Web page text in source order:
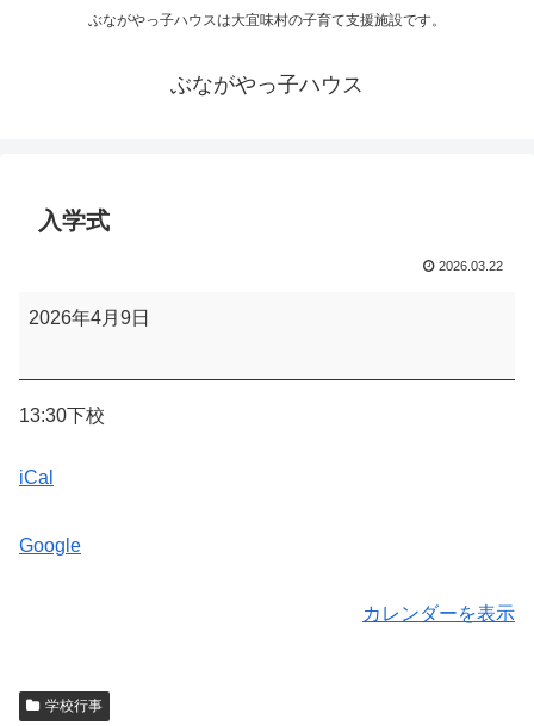
ぶながやっ子ハウスは大宜味村の子育て支援施設です。
ぶながやっ子ハウス
入学式
2026.03.22
入
2026年4月9日
13:30下校
iCal
Google
カレンダーを表示
学校行事